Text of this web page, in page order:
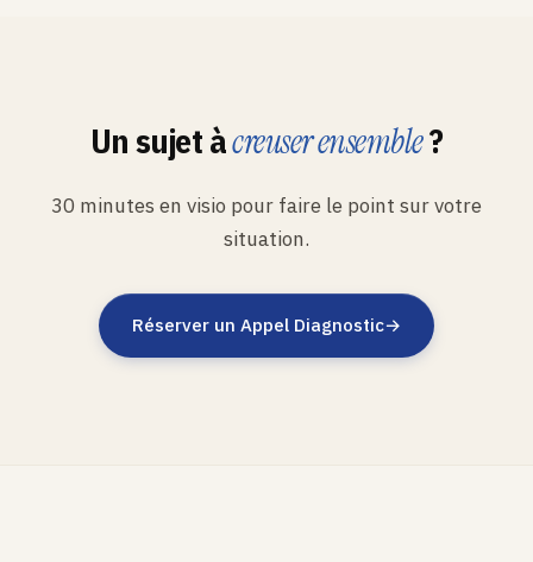
Un sujet àcreuser ensemble?
30 minutes en visio pour faire le point sur votre
situation.
Réserver un Appel Diagnostic→